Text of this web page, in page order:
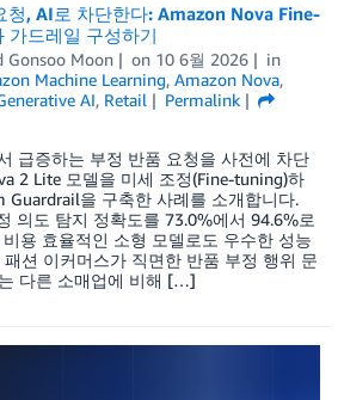
청, AI로 차단한다: Amazon Nova Fine-
드레일 구성하기
Gonsoo Moon on 10 6월 2026
in
Machine Learning, Amazon Nova,
AI, Retail
Permalink
급증하는 부정 반품 요청을 사전에 차단
2 Lite 모델을 미세 조정(Fine-tuning)하
Guardrail을 구축한 사례를 소개합니다.
의도 탐지 정확도를 73.0%에서 94.6%로
용 효율적인 소형 모델로도 우수한 성능
션 이커머스가 직면한 반품 부정 행위 문
다른 소매업에 비해 […]